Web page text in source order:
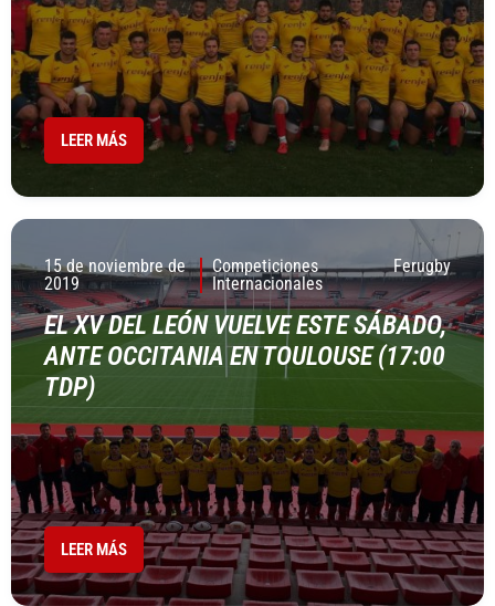
LEER MÁS
15 de noviembre de
2019
Competiciones
Internacionales
Ferugby
EL XV DEL LEÓN VUELVE ESTE SÁBADO,
ANTE OCCITANIA EN TOULOUSE (17:00
TDP)
LEER MÁS